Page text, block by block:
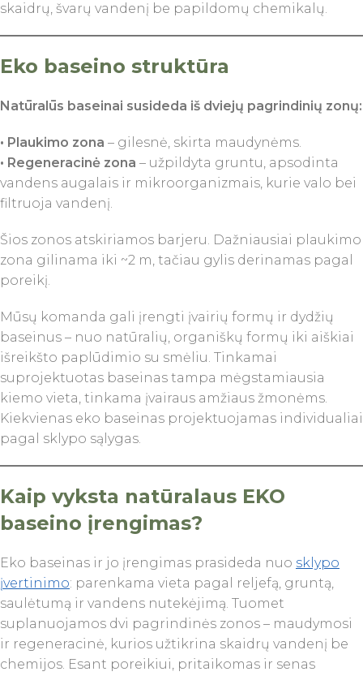
skaidrų, švarų vandenį be papildomų chemikalų.
Eko baseino struktūra
Natūralūs baseinai susideda iš dviejų pagrindinių zonų:
• Plaukimo zona – gilesnė, skirta maudynėms.
• Regeneracinė zona – užpildyta gruntu, apsodinta
vandens augalais ir mikroorganizmais, kurie valo bei
filtruoja vandenį.
Šios zonos atskiriamos barjeru. Dažniausiai plaukimo
zona gilinama iki ~2 m, tačiau gylis derinamas pagal
poreikį.
Mūsų komanda gali įrengti įvairių formų ir dydžių
baseinus – nuo natūralių, organiškų formų iki aiškiai
išreikšto paplūdimio su smėliu. Tinkamai
suprojektuotas baseinas tampa mėgstamiausia
kiemo vieta, tinkama įvairaus amžiaus žmonėms.
Kiekvienas eko baseinas projektuojamas individualiai
pagal sklypo sąlygas.
Kaip vyksta natūralaus EKO
baseino įrengimas?
Eko baseinas ir jo įrengimas prasideda nuo sklypo
įvertinimo: parenkama vieta pagal reljefą, gruntą,
saulėtumą ir vandens nutekėjimą. Tuomet
suplanuojamos dvi pagrindinės zonos – maudymosi
ir regeneracinė, kurios užtikrina skaidrų vandenį be
chemijos. Esant poreikiui, pritaikomas ir senas